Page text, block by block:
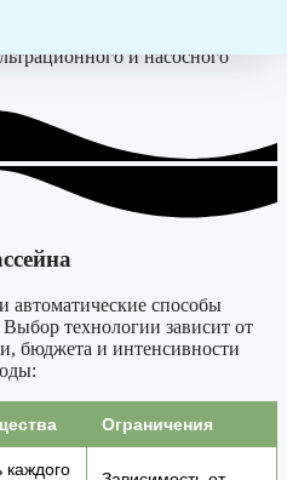
плитки или краски
и насосного
автоматические способы
технологии зависит от
бюджета и интенсивности
Ограничения
каждого